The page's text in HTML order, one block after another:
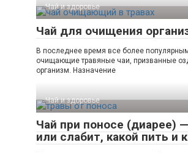
Чай и здоровье
Чай для очищения
В последнее время все более
очищающие травяные чаи, призванные
организм. Назначение
Чай и здоровье
Чай при поносе (диарее)
или слабит, какой пить и